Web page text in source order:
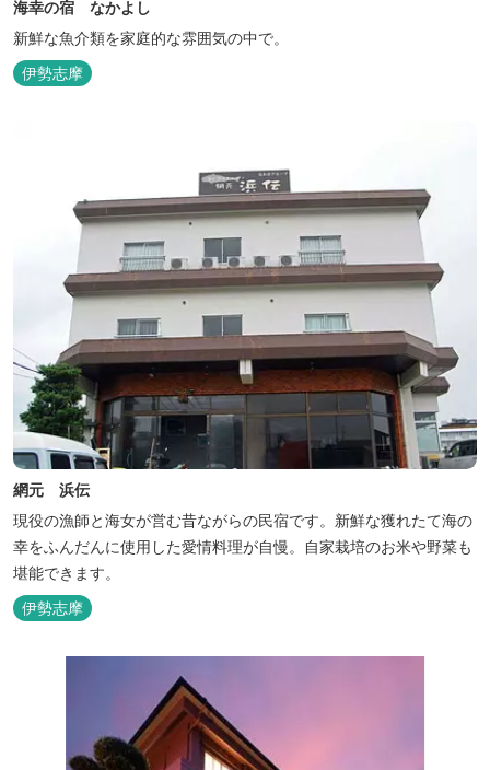
海幸の宿 なかよし
新鮮な魚介類を家庭的な雰囲気の中で。
伊勢志摩
網元 浜伝
現役の漁師と海女が営む昔ながらの民宿です。新鮮な獲れたて海の
幸をふんだんに使用した愛情料理が自慢。自家栽培のお米や野菜も
堪能できます。
伊勢志摩